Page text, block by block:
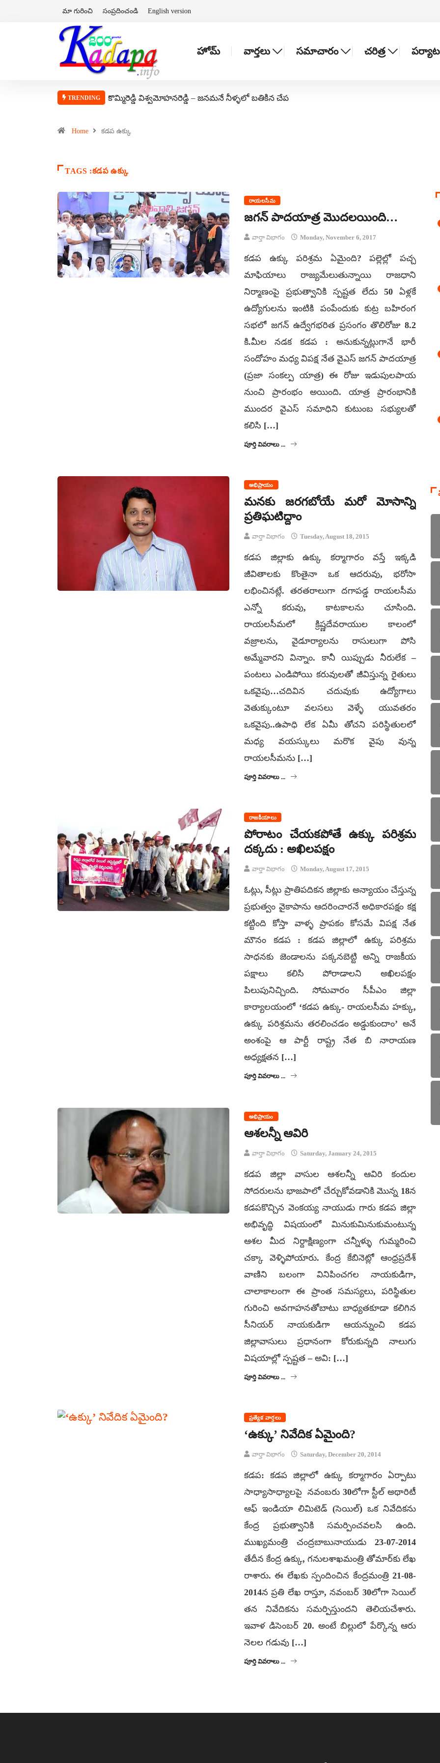
మా గురించి సంప్రదించండి English version
హోమ్ వార్తలు సమాచారం చరిత్ర
TRENDING కొమ్మిరెడ్డి విశ్వమోహనరెడ్డి – జనమనే నీళ్ళలో బతికిన చేప
Home కడప ఉక్కు
TAGS :కడప ఉక్కు
రాయలసీమ
జగన్ పాదయాత్ర మొదలయింది…
వార్తా విభాగం Monday, November 6, 2017
కడప ఉక్కు పరిశ్రమ ఏమైంది? పల్లెల్లో పచ్చ
మాఫియాలు రాజ్యమేలుతున్నాయి రాజధాని
నిర్మాణంపై ప్రభుత్వానికి స్పష్టత లేదు 50 ఏళ్లకే
ఉద్యోగులను ఇంటికి పంపేందుకు కుట్ర బహిరంగ
సభలో జగన్ ఉద్వేగభరిత ప్రసంగం తొలిరోజు 8.2
కి.మీల నడక కడప : అనుకున్నట్లుగానే భారీ
సందోహం మధ్య విపక్ష నేత వైఎస్ జగన్ పాదయాత్ర
(ప్రజా సంకల్ప యాత్ర) ఈ రోజు ఇడుపులపాయ
నుంచి ప్రారంభం అయింది. యాత్ర ప్రారంభానికి
ముందర వైఎస్ సమాధిని కుటుంబ సభ్యులతో
కలిసి […]
పూర్తి వివరాలు ...
అభిప్రాయం
మనకు జరగబోయే మరో మోసాన్ని
ప్రతిఘటిద్దాం
వార్తా విభాగం Tuesday, August 18, 2015
కడప జిల్లాకు ఉక్కు కర్మాగారం వస్తే ఇక్కడి
జీవితాలకు కొంతైనా ఒక ఆదరువు, భరోసా
లభించినట్లే. తరతరాలుగా దగాపడ్డ రాయలసీమ
ఎన్నో కరువు, కాటకాలను చూసింది.
రాయలసీమలో క్రిష్ణదేవరాయుల కాలంలో
వజ్రాలను, వైడూర్యాలను రాసులుగా పోసి
అమ్మేవారని విన్నాం. కానీ యిప్పుడు నీరులేక –
పంటలు ఎండిపోయి కరువులతో జీవిస్తున్న రైతులు
ఒకవైపు…చదివిన చదువుకు ఉద్యోగాలు
వెతుక్కుంటూ వలసలు వెళ్ళే యువతరం
ఒకవైపు..ఉపాధి లేక ఏమీ తోచని పరిస్థితులలో
మధ్య వయస్కులు మరొక వైపు వున్న
రాయలసీమను […]
పూర్తి వివరాలు ...
రాజకీయాలు
పోరాటం చేయకపోతే ఉక్కు పరిశ్రమ
దక్కదు : అఖిలపక్షం
వార్తా విభాగం Monday, August 17, 2015
ఓట్లు, సీట్లు ప్రాతిపదికన జిల్లాకు అన్యాయం చేస్తున్న
ప్రభుత్వం వైకాపాను ఆదరించారనే అధికారపక్షం కక్ష
కట్టింది కోస్తా వాళ్ళ ప్రాపకం కోసమే విపక్ష నేత
మౌనం కడప : కడప జిల్లాలో ఉక్కు పరిశ్రమ
సాధనకు జెండాలను పక్కనబెట్టి అన్ని రాజకీయ
పక్షాలు కలిసి పోరాడాలని అఖిలపక్షం
పిలుపునిచ్చింది. సోమవారం సీపీఎం జిల్లా
కార్యాలయంలో ‘కడప ఉక్కు- రాయలసీమ హక్కు,
ఉక్కు పరిశ్రమను తరలించడం అడ్డుకుందాం’ అనే
అంశంపై ఆ పార్టీ రాష్ట్ర నేత బి నారాయణ
అధ్యక్షతన […]
పూర్తి వివరాలు ...
అభిప్రాయం
ఆశలన్నీ ఆవిరి
వార్తా విభాగం Saturday, January 24, 2015
కడప జిల్లా వాసుల ఆశలన్నీ ఆవిరి కందుల
సోదరులను భాజపాలో చేర్చుకోవడానికి మొన్న 18న
కడపకొచ్చిన వెంకయ్య నాయుడు గారు కడప జిల్లా
అభివృద్ధి విషయంలో మినుకుమినుకుమంటున్న
ఆశల మీద నిర్దాక్షిణ్యంగా చన్నీళ్ళు గుమ్మరించి
చక్కా వెళ్ళిపోయారు. కేంద్ర కేబినెట్లో ఆంధ్రప్రదేశ్
వాణిని బలంగా వినిపించగల నాయకుడిగా,
చాలాకాలంగా ఈ ప్రాంత సమస్యలు, పరిస్థితుల
గురించి అవగాహనతోబాటు బాధ్యతకూడా కలిగిన
సీనియర్ నాయకుడిగా ఆయన్నుంచి కడప
జిల్లావాసులు ప్రధానంగా కోరుకున్నది నాలుగు
విషయాల్లో స్పష్టత – అవి: […]
పూర్తి వివరాలు ...
ప్రత్యేక వార్తలు
‘ఉక్కు’ నివేదిక ఏమైంది?
వార్తా విభాగం Saturday, December 20, 2014
కడప: కడప జిల్లాలో ఉక్కు కర్మాగారం ఏర్పాటు
సాధ్యాసాధ్యాలపై నవంబరు 30లోగా స్టీల్‌ అథారిటీ
ఆఫ్‌ ఇండియా లిమిటెడ్‌ (సెయిల్‌) ఒక నివేదికను
కేంద్ర ప్రభుత్వానికి సమర్పించవలసి ఉంది.
ముఖ్యమంత్రి చంద్రబాబునాయుడు 23-07-2014
తేదీన కేంద్ర ఉక్కు, గనులశాఖమంత్రి తోమార్‌కు లేఖ
రాశారు. ఈ లేఖకు స్పందించిన కేంద్రమంత్రి 21-08-
2014న ప్రతి లేఖ రాస్తూ, నవంబర్‌ 30లోగా సెయిల్‌
తన నివేదికను సమర్పిస్తుందని తెలియచేశారు.
ఇవాళ డిసెంబర్ 20. అంటే బిల్లులో పేర్కొన్న ఆరు
నెలల గడువు […]
పూర్తి వివరాలు ...